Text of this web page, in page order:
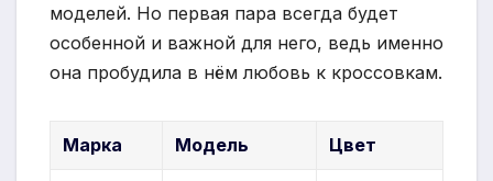
моделей. Но первая пара всегда будет
особенной и важной для него, ведь именно
она пробудила в нём любовь к кроссовкам.
Марка Модель Цвет